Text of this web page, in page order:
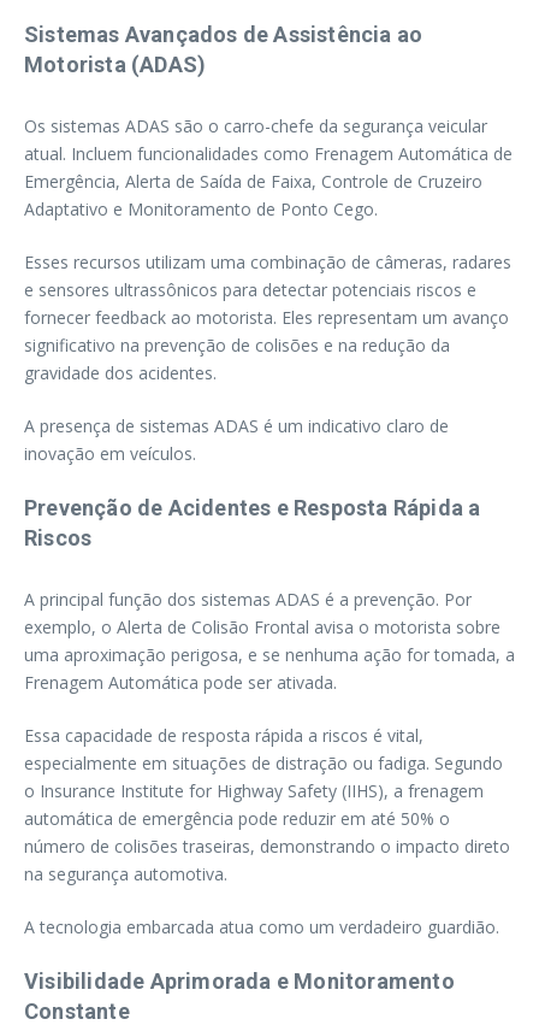
Sistemas Avançados de Assistência ao
Motorista (ADAS)
Os sistemas ADAS são o carro-chefe da segurança veicular
atual. Incluem funcionalidades como Frenagem Automática de
Emergência, Alerta de Saída de Faixa, Controle de Cruzeiro
Adaptativo e Monitoramento de Ponto Cego.
Esses recursos utilizam uma combinação de câmeras, radares
e sensores ultrassônicos para detectar potenciais riscos e
fornecer feedback ao motorista. Eles representam um avanço
significativo na prevenção de colisões e na redução da
gravidade dos acidentes.
A presença de sistemas ADAS é um indicativo claro de
inovação em veículos.
Prevenção de Acidentes e Resposta Rápida a
Riscos
A principal função dos sistemas ADAS é a prevenção. Por
exemplo, o Alerta de Colisão Frontal avisa o motorista sobre
uma aproximação perigosa, e se nenhuma ação for tomada, a
Frenagem Automática pode ser ativada.
Essa capacidade de resposta rápida a riscos é vital,
especialmente em situações de distração ou fadiga. Segundo
o Insurance Institute for Highway Safety (IIHS), a frenagem
automática de emergência pode reduzir em até 50% o
número de colisões traseiras, demonstrando o impacto direto
na segurança automotiva.
A tecnologia embarcada atua como um verdadeiro guardião.
Visibilidade Aprimorada e Monitoramento
Constante